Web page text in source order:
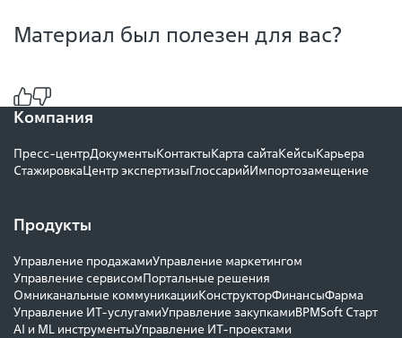
Материал был полезен для вас?
Компания
Пресс-центрДокументыКонтактыКарта сайтаКейсыКарьера
СтажировкаЦентр экспертизыГлоссарийИмпортозамещение
Продукты
Управление продажамиУправление маркетингом
Управление сервисомПортальные решения
Омниканальные коммуникацииКонструкторФинансыФарма
Управление ИТ-услугамиУправление закупкамиBPMSoft Старт
AI и ML инструментыУправление ИТ-проектами